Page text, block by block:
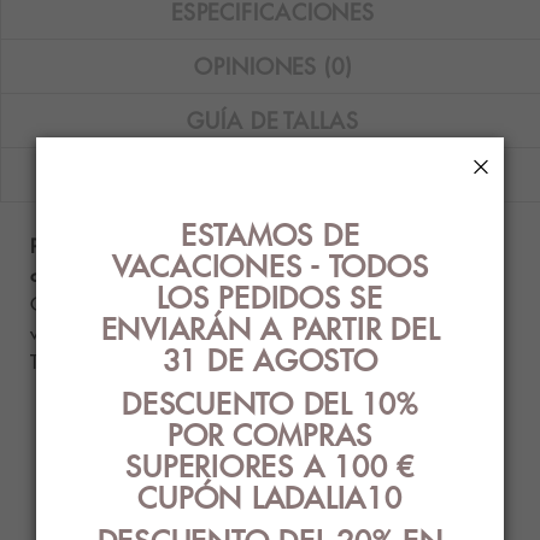
ESPECIFICACIONES
OPINIONES (0)
GUÍA DE TALLAS
Pijama corto de mujer Massana de tejido de punto
con estampado de flores color celeste.
Composición: Camiseta (65% poliéster - 35%
viscosa) - Pantalón (100% algodón).
Tallas disponibles: XL y XXL.
PRODUCTOS
RELACIONADOS
ESTAMOS DE
VACACIONES - TODOS
LOS PEDIDOS SE
ENVIARÁN A PARTIR DEL
31 DE AGOSTO
DESCUENTO DEL 10%
POR COMPRAS
SUPERIORES A 100 €
CUPÓN LADALIA10
×